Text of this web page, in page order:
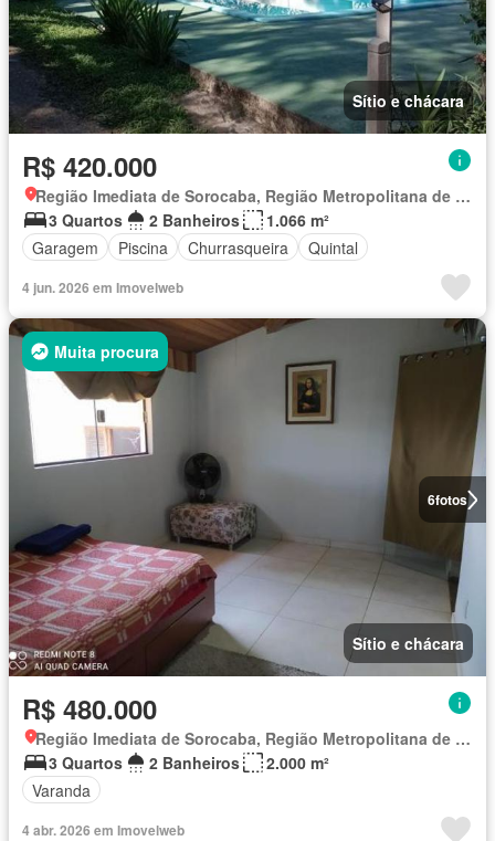
Sítio e chácara
R$ 420.000
Região Imediata de Sorocaba, Região Metropolitana de Sorocaba
3 Quartos
2 Banheiros
1.066 m²
Garagem
Piscina Churrasqueira Quintal
4 jun. 2026 em Imovelweb
6fotos
Muita procura
Sítio e chácara
R$ 480.000
Região Imediata de Sorocaba, Região Metropolitana de Sorocaba
3 Quartos
2 Banheiros
2.000 m²
Varanda
4 abr. 2026 em Imovelweb